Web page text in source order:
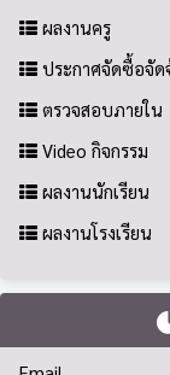
ผลงานครู
ประกาศจัดซื้อจัด
ตรวจสอบภายใน
Video กิจกรรม
ผลงานนักเรียน
ผลงานโรงเรียน